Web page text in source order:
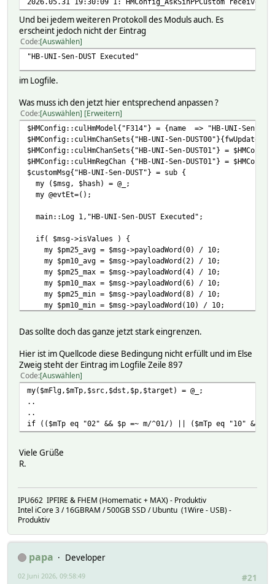
Und bei jedem weiteren Protokoll des Moduls auch. Es
erscheint jedoch nicht der Eintrag
Code Auswählen
"HB-UNI-Sen-DUST Executed"
im Logfile.
Was muss ich den jetzt hier entsprechend anpassen ?
Code Auswählen Erweitern
$HMConfig::culHmModel{"F314"} = {name => "HB-UNI-
$HMConfig::culHmChanSets{"HB-UNI-Sen-DUST00"}{fwUpdate}
$HMConfig::culHmChanSets{"HB-UNI-Sen-DUST01"} =
$HMConfig::culHmRegChan {"HB-UNI-Sen-DUST01"} =
$customMsg{"HB-UNI-Sen-DUST"} = sub {
my ($msg, $hash) = @_;
my @evtEt=();
main::Log 1,"HB-UNI-Sen-DUST Executed";
if( $msg->isValues ) {
my $pm25_avg = $msg->payloadWord(0) / 10;
my $pm10_avg = $msg->payloadWord(2) / 10;
my $pm25_max = $msg->payloadWord(4) / 10;
my $pm10_max = $msg->payloadWord(6) / 10;
my $pm25_min = $msg->payloadWord(8) / 10;
my $pm10_min = $msg->payloadWord(10) / 10;
my $device = main::CUL_HM_id2Hash($msg->from);
push @evtEt,[$device,1,"pm10_min:".$pm10_min];
push @evtEt,[$device,1,"pm10_avg:".$pm10_avg];
push @evtEt,[$device,1,"pm10_max:".$pm10_max];
push @evtEt,[$device,1,"pm25_min:".$pm25_min];
push @evtEt,[$device,1,"pm25_avg:".$pm25_avg];
push @evtEt,[$device,1,"pm25_max:".$pm25_max];
}
return @evtEt;
};
Das sollte doch das ganze jetzt stark eingrenzen.
Hier ist im Quellcode diese Bedingung nicht erfüllt und im Else
Zweig steht der Eintrag im Logfile Zeile 897
Code Auswählen
my($mFlg,$mTp,$src,$dst,$p,$target) = @_;
..
..
if (($mTp eq "02" && $p =~ m/^01/) || ($mTp eq "10" &&
Viele Grüße
R.
IPU662 IPFIRE & FHEM (Homematic + MAX) - Produktiv
Intel iCore 3 / 16GBRAM / 500GB SSD / Ubuntu (1Wire - USB) -
Produktiv
papa
Developer
#21
02 Juni 2026, 09:58:49